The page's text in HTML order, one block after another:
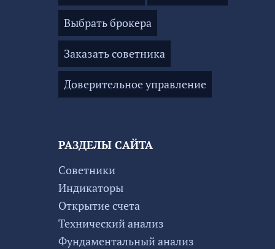
РАЗДЕЛЫ САЙТА
Советники
Индикаторы
Открытие счета
Технический анализ
Фундаментальный анализ
Выбрать брокера
Заказать советника
Доверительное управление